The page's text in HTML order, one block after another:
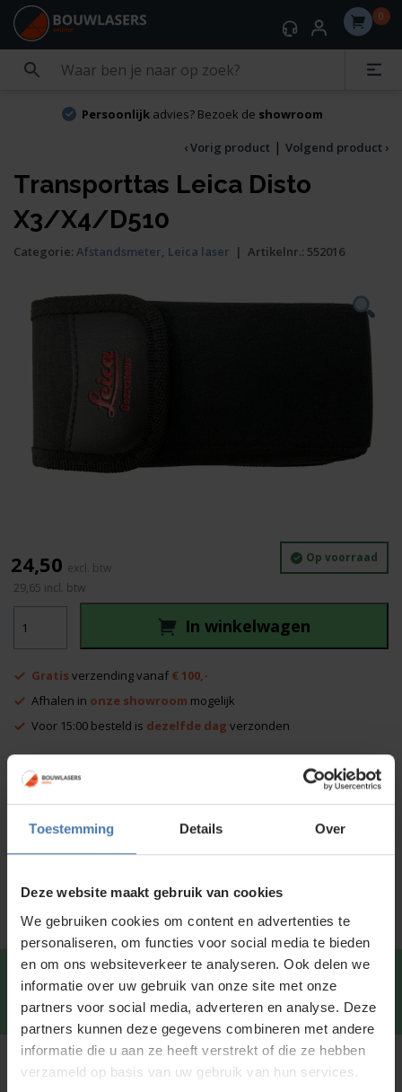
Toestemming Details Over
Deze website maakt gebruik van cookies
We gebruiken cookies om content en advertenties te
personaliseren, om functies voor social media te bieden
en om ons websiteverkeer te analyseren. Ook delen we
informatie over uw gebruik van onze site met onze
partners voor social media, adverteren en analyse. Deze
partners kunnen deze gegevens combineren met andere
informatie die u aan ze heeft verstrekt of die ze hebben
verzameld op basis van uw gebruik van hun services.
0
Persoonlijkadvies? Bezoek de showroom
‹ Vorig product | Volgend product ›
Transporttas Leica Disto
X3/X4/D510
Categorie: Afstandsmeter, Leica laser | Artikelnr.: 552016
Op voorraad
Leica
Disto
aantal
29,65 incl. btw
In winkelwagen
24,50
Gratis verzending vanaf € 100,-
Afhalen in onze showroom mogelijk
Voor 15:00 besteld is dezelfde dag verzonden
Productinformatie
Specificaties
Snel en direct contact? We beantwoorden je vragen
graag via Whatsapp.
Kunt u niet vinden wat u zoekt?